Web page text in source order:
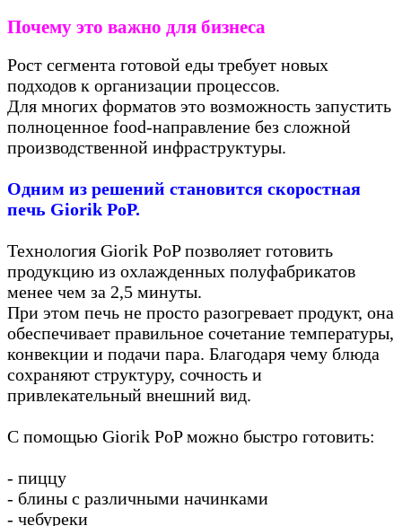
Почему это важно для бизнеса
Рост сегмента готовой еды требует новых
подходов к организации процессов.
Для многих форматов это возможность запустить
полноценное food-направление без сложной
производственной инфраструктуры.
Одним из решений становится скоростная
печь Giorik PoP.
Технология Giorik PoP позволяет готовить
продукцию из охлажденных полуфабрикатов
менее чем за 2,5 минуты.
При этом печь не просто разогревает продукт, она
обеспечивает правильное сочетание температуры,
конвекции и подачи пара. Благодаря чему блюда
сохраняют структуру, сочность и
привлекательный внешний вид.
С помощью Giorik PoP можно быстро готовить:
- пиццу
- блины с различными начинками
- чебуреки